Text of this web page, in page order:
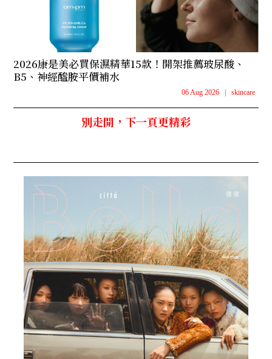
2026康是美必買保濕精華15款！開架推薦玻尿酸、
B5、神經醯胺平價補水
06 Aug 2026 skincare
別走開，下一頁更精彩